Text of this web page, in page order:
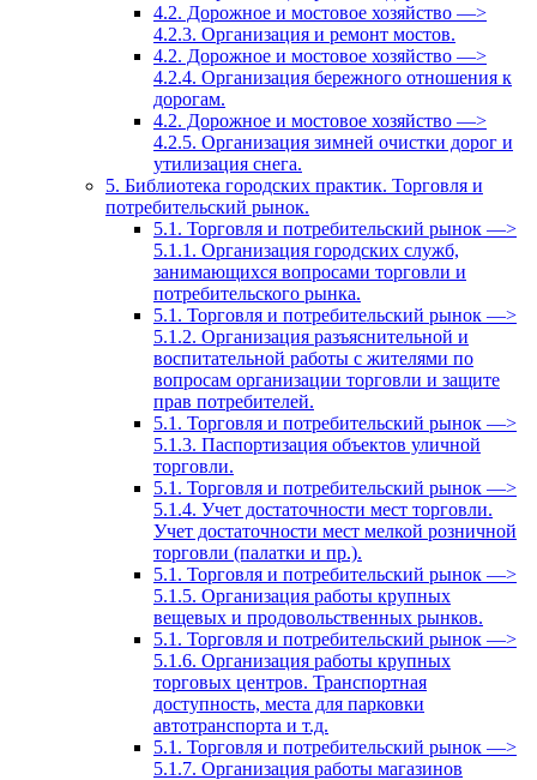
4.2. Дорожное и мостовое хозяйство —>
4.2.3. Организация и ремонт мостов.
4.2. Дорожное и мостовое хозяйство —>
4.2.4. Организация бережного отношения к
дорогам.
4.2. Дорожное и мостовое хозяйство —>
4.2.5. Организация зимней очистки дорог и
утилизация снега.
5. Библиотека городских практик. Торговля и
потребительский рынок.
5.1. Торговля и потребительский рынок —>
5.1.1. Организация городских служб,
занимающихся вопросами торговли и
потребительского рынка.
5.1. Торговля и потребительский рынок —>
5.1.2. Организация разъяснительной и
воспитательной работы с жителями по
вопросам организации торговли и защите
прав потребителей.
5.1. Торговля и потребительский рынок —>
5.1.3. Паспортизация объектов уличной
торговли.
5.1. Торговля и потребительский рынок —>
5.1.4. Учет достаточности мест торговли.
Учет достаточности мест мелкой розничной
торговли (палатки и пр.).
5.1. Торговля и потребительский рынок —>
5.1.5. Организация работы крупных
вещевых и продовольственных рынков.
5.1. Торговля и потребительский рынок —>
5.1.6. Организация работы крупных
торговых центров. Транспортная
доступность, места для парковки
автотранспорта и т.д.
5.1. Торговля и потребительский рынок —>
5.1.7. Организация работы магазинов